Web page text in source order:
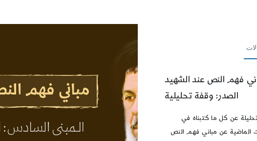
فهم النص عند الشهيد
الصدر: وقفة تحليلية
عن كل ما كتبناه في
الماضية عن مباني فهم النص